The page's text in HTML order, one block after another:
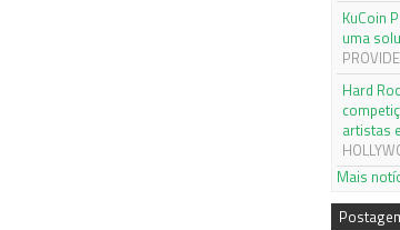
KuCoin
uma
Hard
artistas
Mais